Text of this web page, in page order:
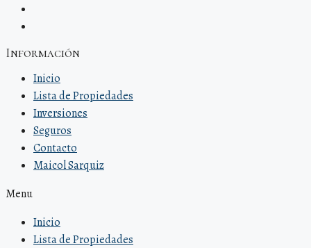
Información
Inicio
Lista de Propiedades
Inversiones
Seguros
Contacto
Maicol Sarquiz
Menu
Inicio
Lista de Propiedades